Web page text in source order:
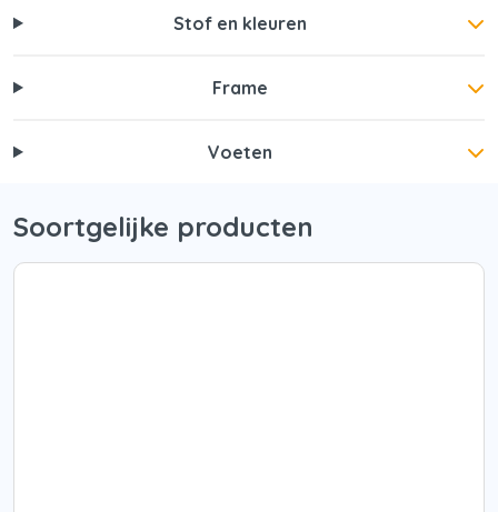
Stof en kleuren
Frame
Voeten
Soortgelijke producten